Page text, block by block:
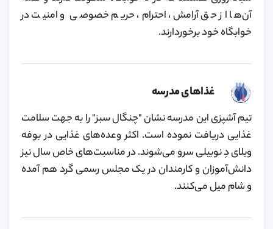
آن‌ها از حق آرامش، احترام، حریم خصوصی و امنیت در
خوابگاه خود برخوردارند.
غذاهای مدرسه
تیم آشپزی این مدرسه نشان "چنگال سبز" را به جهت سلامت
غذایی دریافت نموده است. اکثر وعده‌های غذایی در بوفه‌
ویلای دِ نوبیلی سرو می‌شوند. در مناسبت‌های خاص سال نیز
دانش‌آموزان و کارمندان در یک مجلس رسمی گرد هم آمده
و شام میل می‌کنند.